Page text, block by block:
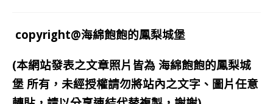
copyright@海綿飽飽的鳳梨城堡
(本網站發表之文章照片皆為 海綿飽飽的鳳梨城
堡 所有，未經授權請勿將站內之文字、圖片任意